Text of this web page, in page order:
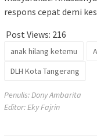
respons cepat demi
Post Views: 216
anak hilang ketemu
DLH Kota Tangerang
Penulis: Dony Ambarita
Editor: Eky Fajrin